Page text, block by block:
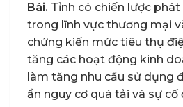
Bái. Tỉnh có chiến lược
trong lĩnh vực thương mại
chứng kiến mức tiêu thụ
tăng các hoạt động kinh
làm tăng nhu cầu sử dụng
ẩn nguy cơ quá tải và sự cố